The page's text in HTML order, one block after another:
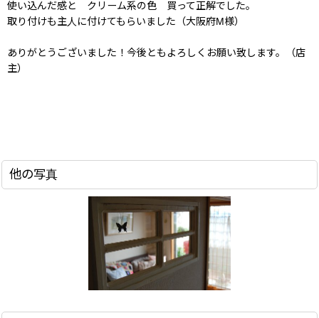
使い込んだ感と クリーム系の色 買って正解でした。
取り付けも主人に付けてもらいました（大阪府M様）
ありがとうございました！今後ともよろしくお願い致します。（店
主）
他の写真